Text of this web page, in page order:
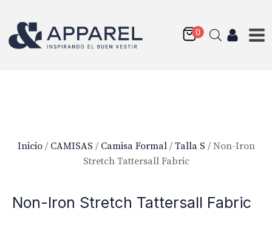
Inicio/ CAMISAS / Camisa Formal/ Talla S / Non-Iron
Stretch Tattersall Fabric
Non-Iron Stretch Tattersall Fabric